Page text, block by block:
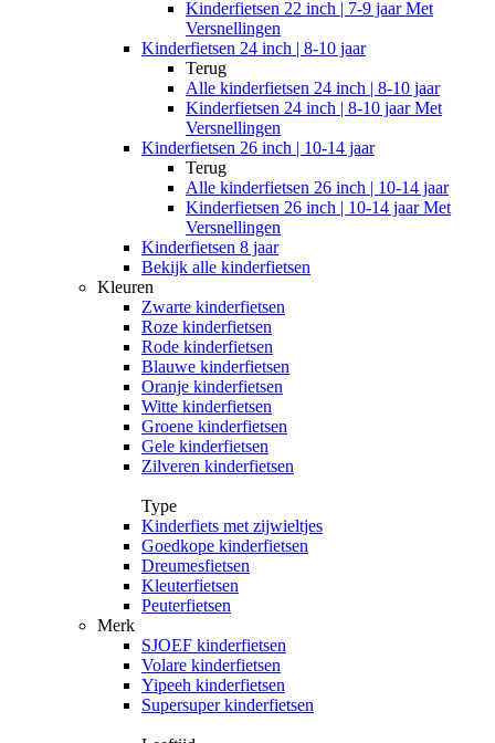
Kinderfietsen 22 inch | 7-9 jaar Met
Versnellingen
Kinderfietsen 24 inch | 8-10 jaar
Terug
Alle kinderfietsen 24 inch | 8-10 jaar
Kinderfietsen 24 inch | 8-10 jaar Met
Versnellingen
Kinderfietsen 26 inch | 10-14 jaar
Terug
Alle kinderfietsen 26 inch | 10-14 jaar
Kinderfietsen 26 inch | 10-14 jaar Met
Versnellingen
Kinderfietsen 8 jaar
Bekijk alle kinderfietsen
Kleuren
Zwarte kinderfietsen
Roze kinderfietsen
Rode kinderfietsen
Blauwe kinderfietsen
Oranje kinderfietsen
Witte kinderfietsen
Groene kinderfietsen
Gele kinderfietsen
Zilveren kinderfietsen
Type
Kinderfiets met zijwieltjes
Goedkope kinderfietsen
Dreumesfietsen
Kleuterfietsen
Peuterfietsen
Merk
SJOEF kinderfietsen
Volare kinderfietsen
Yipeeh kinderfietsen
Supersuper kinderfietsen